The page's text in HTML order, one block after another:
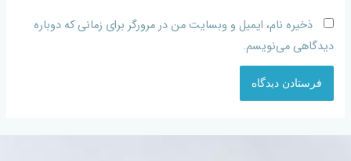
ذخیره نام، ایمیل و وبسایت من در مرورگر برای زمانی که دوباره
دیدگاهی می‌نویسم.